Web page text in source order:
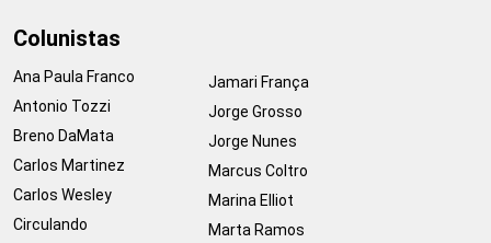
Colunistas
Ana Paula Franco
Antonio Tozzi
Breno DaMata
Carlos Martinez
Carlos Wesley
Circulando
Jamari França
Jorge Grosso
Jorge Nunes
Marcus Coltro
Marina Elliot
Marta Ramos